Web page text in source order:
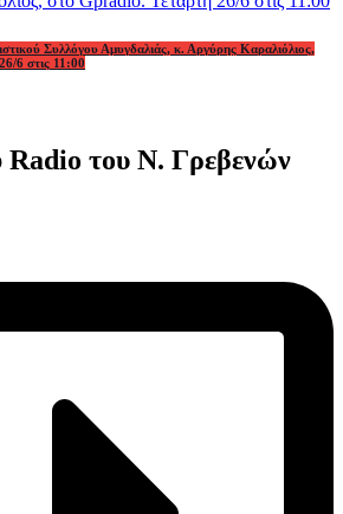
Συλλόγου Αμυγδαλιάς, κ. Αργύρης Καραλιόλιος,
6 στις 11:00
του Ν. Γρεβενών